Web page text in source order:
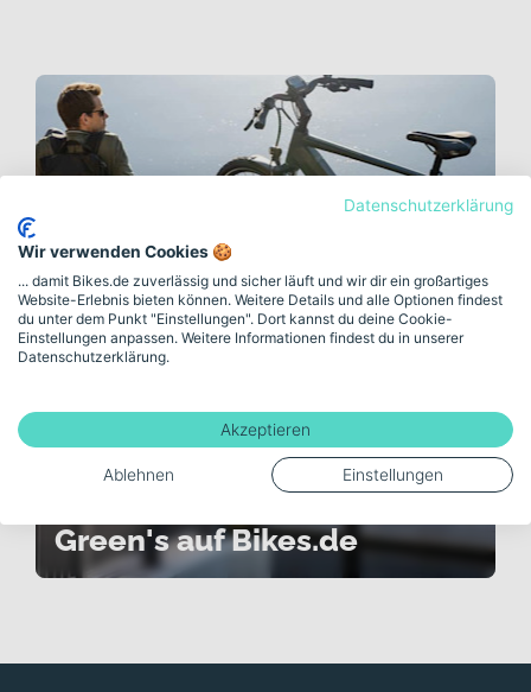
Über Green's
Green's auf Bikes.de
Datenschutzerklärung
Wir verwenden Cookies 🍪
... damit Bikes.de zuverlässig und sicher läuft und wir dir ein großartiges
Website-Erlebnis bieten können. Weitere Details und alle Optionen findest
du unter dem Punkt "Einstellungen". Dort kannst du deine Cookie-
Einstellungen anpassen. Weitere Informationen findest du in unserer
Datenschutzerklärung.
Akzeptieren
Ablehnen Einstellungen